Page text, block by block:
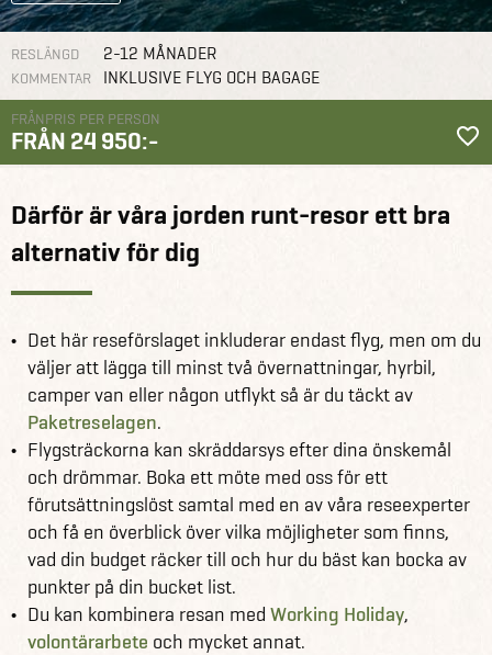
RESLÄNGD 2-12 MÅNADER
KOMMENTAR INKLUSIVE FLYG OCH BAGAGE
FRÅNPRIS PER PERSON
FRÅN 24 950:-
Därför är våra jorden runt-resor ett bra
alternativ för dig
Det här reseförslaget inkluderar endast flyg, men om du
väljer att lägga till minst två övernattningar, hyrbil,
camper van eller någon utflykt så är du täckt av
Paketreselagen.
Flygsträckorna kan skräddarsys efter dina önskemål
och drömmar. Boka ett möte med oss för ett
förutsättningslöst samtal med en av våra reseexperter
och få en överblick över vilka möjligheter som finns,
vad din budget räcker till och hur du bäst kan bocka av
punkter på din bucket list.
Du kan kombinera resan med Working Holiday,
volontärarbete och mycket annat.